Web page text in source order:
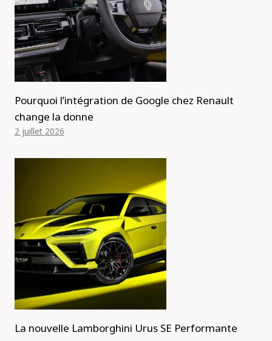
Pourquoi l’intégration de Google chez Renault
change la donne
2 juillet 2026
La nouvelle Lamborghini Urus SE Performante